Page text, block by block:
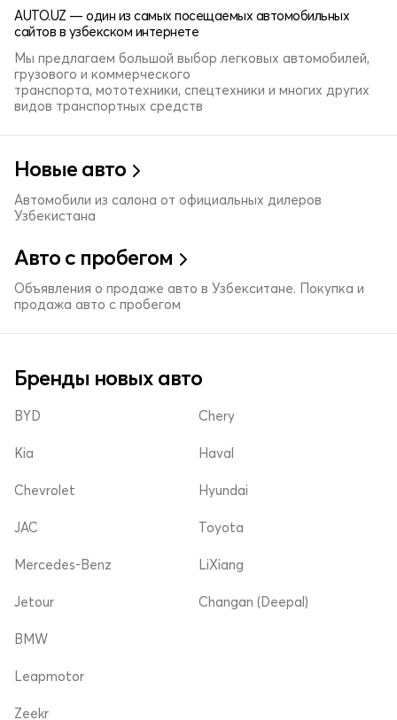
AUTO.UZ — один из самых посещаемых автомобильных
сайтов в узбекском интернете
Мы предлагаем большой выбор легковых автомобилей,
грузового и коммерческого
транспорта, мототехники, спецтехники и многих других
видов транспортных средств
Новые авто
Автомобили из салона от официальных дилеров
Узбекистана
Авто с пробегом
Объявления о продаже авто в Узбекситане. Покупка и
продажа авто с пробегом
Бренды новых авто
BYD
Kia
Chevrolet
Chery
Haval
Hyundai
JAC
Mercedes-Benz
Jetour
Toyota
LiXiang
Changan (Deepal)
BMW
Leapmotor
Zeekr